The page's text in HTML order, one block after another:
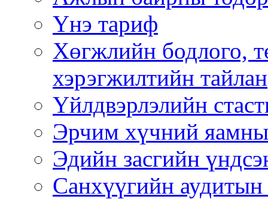
Үнэ тариф
Хөгжлийн бодлого,
хэрэгжилтийн тайлан
Үйлдвэрлэлийн
Эрчим хүчний
Эдийн засгийн
Санхүүгийн аудитын